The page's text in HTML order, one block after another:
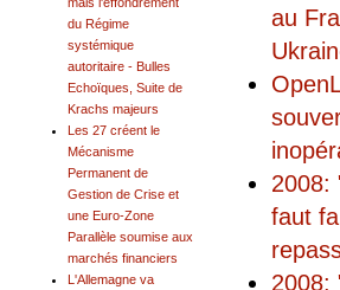
au
2008:
faut
2008:
du Régime
systémique
autoritaire - Bulles
Echoïques, Suite de
Krachs majeurs
Les 27 créent le
Mécanisme
Permanent de
Gestion de Crise et
une Euro-Zone
Parallèle soumise aux
marchés financiers
L'Allemagne va